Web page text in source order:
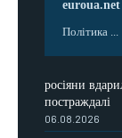
euroua.net
Політика ...
росіяни
постраждалі
06.08.2026